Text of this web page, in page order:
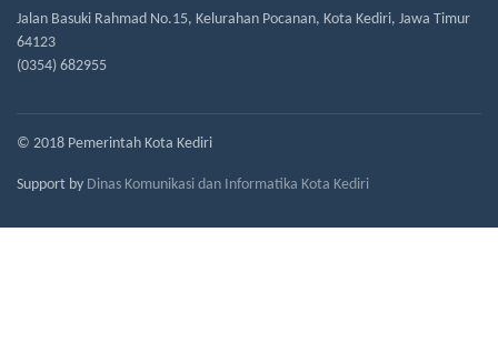
Jalan Basuki Rahmad No.15, Kelurahan Pocanan, Kota Kediri, Jawa Timur
64123
(0354) 682955
© 2018 Pemerintah Kota Kediri
Support by Dinas Komunikasi dan Informatika Kota Kediri